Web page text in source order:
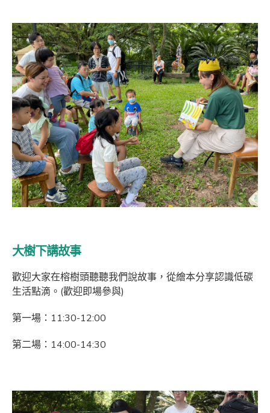
大樹下講故事
歡迎大家在榕樹頭聽聽我們說故事，從繪本分享認識低碳
生活點滴。(歡迎即場參與)
第一場：11:30-12:00
第二場：14:00-14:30